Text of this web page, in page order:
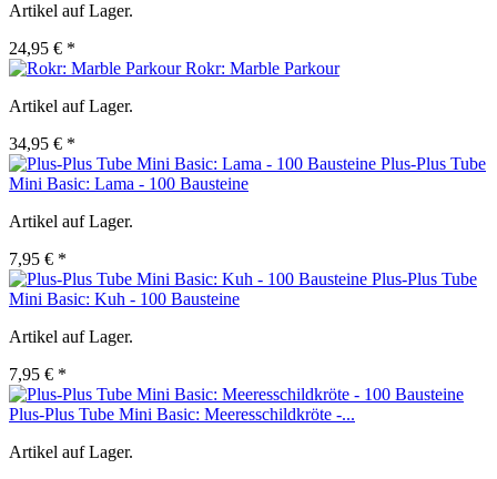
Artikel auf Lager.
24,95 € *
Rokr: Marble Parkour
Artikel auf Lager.
34,95 € *
Plus-Plus Tube
Mini Basic: Lama - 100 Bausteine
Artikel auf Lager.
7,95 € *
Plus-Plus Tube
Mini Basic: Kuh - 100 Bausteine
Artikel auf Lager.
7,95 € *
Plus-Plus Tube Mini Basic: Meeresschildkröte -...
Artikel auf Lager.